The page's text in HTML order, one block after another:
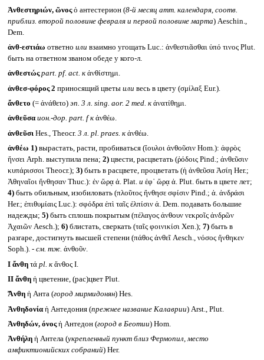
Ἀνθεστηριών, ῶνοςὁ антестерион (8-й месяц атт. календаря, соотв.
приблиз. второй половине февраля и первой половине марта) Aeschin.,
Dem.
ἀνθ-εστιάω ответно или взаимно угощать Luc.: ἀνθεστιᾶσθαι ὑπό τινος Plut.
быть на ответном званом обеде у кого-л.
ἀνθεστώς part. pf. act. кἀνθίστημι.
ἀνθεσ-φόρος 2 приносящий цветы или весь в цвету (σμίλαξ Eur.).
ἄνθετο (= ἀνάθετο)эп. 3 л. sing. aor. 2 med. кἀνατίθημι.
ἀνθεῦσα ион.-дор. part. f кἀνθέω.
ἀνθεῦσιHes., Theocr. 3 л. pl. praes. кἀνθέω.
ἀνθέω 1)вырастать, расти, пробиваться (ἴουλοι ἀνθοῦσιν Hom.): ἀφρὸς
ἤνσει Arph. выступила пена; 2)цвести, расцветать (ῥόδοις Pind.; ἀνθεῦσιν
κυπάρισσοι Theocr.); 3)быть в расцвете, процветать (ἡ ἀνθεῦσα Ἀσίη Her.;
Ἀθηναῖοι ἤνθησαν Thuc.): ἐν ὥρᾳ ἀ. Plat. и ἐφ᾽ ὥρᾳ ἀ. Plut. быть в цвете лет;
4)быть обильным, изобиловать (πλοῦτος ἤνθησε σφίσιν Pind.; ἀ. ἀνδράσι
Her.; ἐπιθυμίαις Luc.): σφόδρα ἐπὶ ταῖς ἐλπίσιν ἀ. Dem. подавать большие
надежды; 5)быть сплошь покрытым (πέλαγος ἀνθουν νεκροῖς ἀνδρῶν
Ἀχαιῶν Aesch.); 6)блистать, сверкать (ταῖς φοινικίσι Xen.); 7)быть в
разгаре, достигнуть высшей степени (πάθος ἀνθεῖ Aesch., νόσος ἤνθηκεν
Soph.). - см. тж. ἀνθοῦν.
I ἄνθη τά pl. кἄνθος I.
II ἄνθη ἡ цветение, (рас)цвет Plut.
Ἄνθη ἡ Анта (город мирмидонян) Hes.
Ἀνθηδονία ἡ Антедония (прежнее название Калаврии) Arst., Plut.
Ἀνθηδών, όνοςἡ Антедон (город в Беотии) Hom.
Ἀνθήλη ἡ Антела (укрепленный пункт близ Фермопил, место
амфиктионийских собраний) Her.